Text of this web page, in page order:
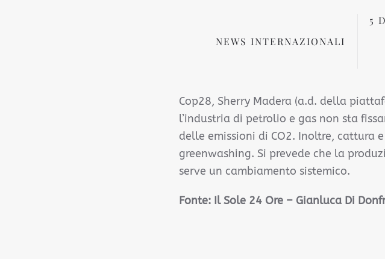
NEWS INTERNAZIONALI
5
Cop28, Sherry Madera (a.d. della
l’industria di petrolio e gas non sta
delle emissioni di CO2. Inoltre, cattura
greenwashing. Si prevede che la
serve un cambiamento sistemico.
Fonte: Il Sole 24 Ore – Gianluca Di